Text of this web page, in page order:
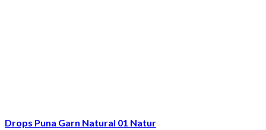
Drops Puna Garn Natural 01 Natur